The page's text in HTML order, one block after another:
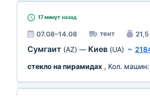
17 минут назад
07.08–14.08 тент 21,5
Сумгаит (AZ) — Киев (UA) ~
стекло на пирамидах , Кол. машин: